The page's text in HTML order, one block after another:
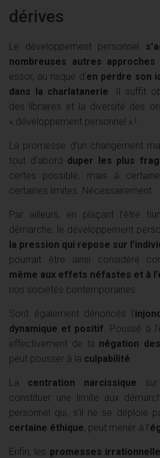
dérives
Le développement personnel
nombreuses autres
essor, au risque d’en perdre son
dans la charlatanerie . Il suffit
des libraires et la diversité des
« développement personnel » !
La promesse d’un changement
tout d’abord duper les plus
certes possible, mais à
certaines limites. Nécessairement.
Par ailleurs, en plaçant l’être
démarche, le développement
la pression qui repose sur
pourrait être ainsi considéré
même aux effets néfastes et à
nos sociétés contemporaines.
Sont également dénoncés l’
dynamique et positif . Poussé à
effectivement de la négation
peut pousser à la culpabilité
La centration narcissique
constituer une limite aux
personnel qui, s’il ne se déploie
certaine éthique, peut mener à l’
Enfin, les promesses